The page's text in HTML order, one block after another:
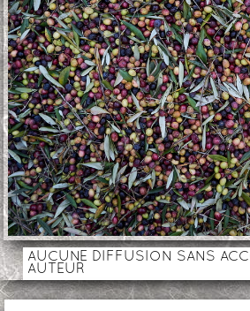
AUCUNE DIFFUSION SANS
AUTEUR